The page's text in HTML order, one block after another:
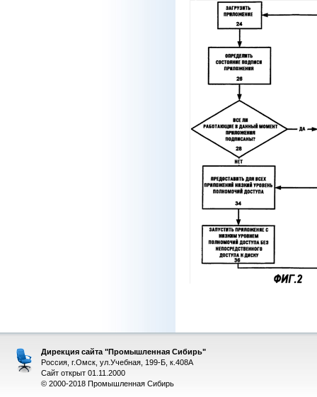
Дирекция сайта "Промышленная Сибирь"
Россия, г.Омск, ул.Учебная, 199-Б, к.408А
Сайт открыт 01.11.2000
© 2000-2018 Промышленная Сибирь